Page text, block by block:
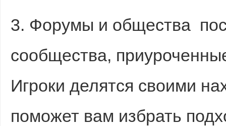
3. Форумы и общества
сообщества,
Игроки делятся своими
поможет вам избрать